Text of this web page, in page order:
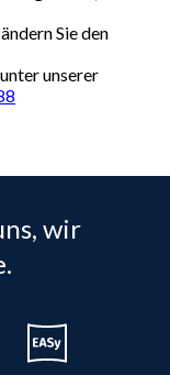
Sie den
unserer
wir